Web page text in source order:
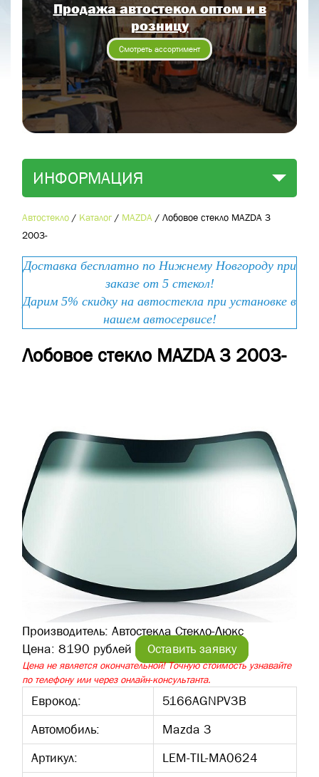
Продажа автостекол оптом и в
розницу
Смотреть ассортимент
ИНФОРМАЦИЯ
Автостекло / Каталог / MAZDA / Лобовое стекло MAZDA 3
2003-
Доставка бесплатно по Нижнему Новгороду при
заказе от 5 стекол!
Дарим 5% скидку на автостекла при установке в
нашем автосервисе!
Лобовое стекло MAZDA 3 2003-
Производитель: Автостекла Стекло-Люкс
Цена: 8190 рублей Оставить заявку
Цена не является окончательной! Точную стоимость узнавайте
по телефону или через онлайн-консультанта.
Еврокод:
5166AGNPV3B
Автомобиль:
Mazda 3
Артикул:
LEM-TIL-MA0624
Отправить
Отправить заявку